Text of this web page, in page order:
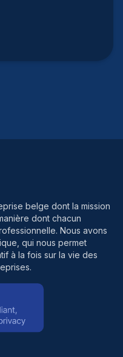
belge dont la mission
dont chacun
Nous avons
qui nous permet
à la fois sur la vie des